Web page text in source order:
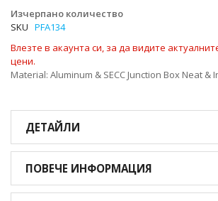
Изчерпано количество
SKU PFA134
Влезте в акаунта си, за да видите
цени.
Material: Aluminum & SECC Junction Box Neat &
снимки
ДЕТАЙЛИ
ПОВЕЧЕ ИНФОРМАЦИЯ